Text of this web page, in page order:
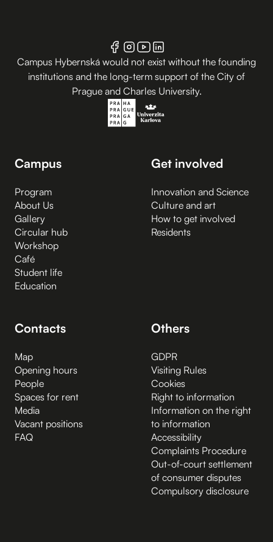
Campus Hybernská would not exist without the founding
institutions and the long-term support of the City of
Prague and Charles University.
Campus
Program
About Us
Gallery
Circular hub
Workshop
Café
Student life
Education
Get involved
Innovation and Science
Culture and art
How to get involved
Residents
Contacts
Map
Opening hours
People
Spaces for rent
Media
Vacant positions
FAQ
Others
GDPR
Visiting Rules
Cookies
Right to information
Information on the right
to information
Accessibility
Complaints Procedure
Out-of-court settlement
of consumer disputes
Compulsory disclosure